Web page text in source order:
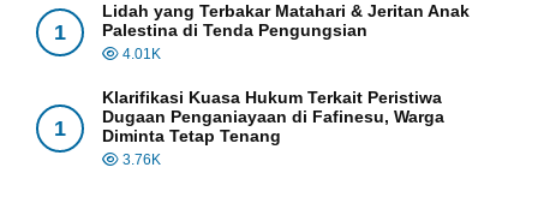
1
Lidah yang Terbakar Matahari & Jeritan Anak
Palestina di Tenda Pengungsian
4.01K
1
Klarifikasi Kuasa Hukum Terkait Peristiwa
Dugaan Penganiayaan di Fafinesu, Warga
Diminta Tetap Tenang
3.76K